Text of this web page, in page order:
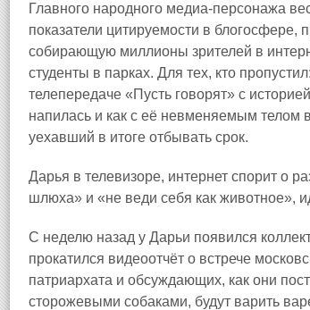
Главного народного медиа-персонажа
показатели цитируемости в блогосфере,
собирающую миллионы зрителей в
студенты в парках. Для тех, кто
телепередаче «Пусть говорят» с
напилась и как с её невменяемым телом
уехавший в итоге отбывать срок.
Дарья в телевизоре, интернет спорит о
шлюха» и «не веди себя как животное»,
С неделю назад у Дарьи появился
прокатился видеоотчёт о встрече
патриархата и обсуждающих, как они
сторожевыми собаками, будут варить